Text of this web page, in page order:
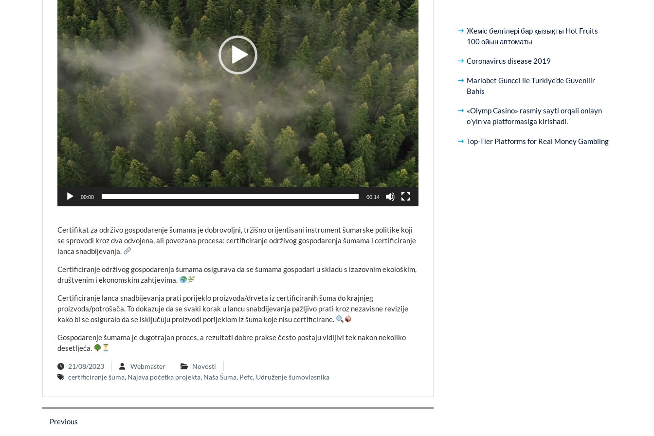
00:00 00:14
Certifikat za održivo gospodarenje šumama je dobrovoljni, tržišno orijentisani instrument šumarske politike koji
se sprovodi kroz dva odvojena, ali povezana procesa: certificiranje održivog gospodarenja šumama i certificiranje
lanca snadbijevanja.
Certificiranje održivog gospodarenja šumama osigurava da se šumama gospodari u skladu s izazovnim ekološkim,
društvenim i ekonomskim zahtjevima.
Certificiranje lanca snadbijevanja prati porijeklo proizvoda/drveta iz certificiranih šuma do krajnjeg
proizvoda/potrošača. To dokazuje da se svaki korak u lancu snabdijevanja pažljivo prati kroz nezavisne revizije
kako bi se osiguralo da se isključuju proizvodi porijeklom iz šuma koje nisu certificirane.
Gospodarenje šumama je dugotrajan proces, a rezultati dobre prakse često postaju vidljivi tek nakon nekoliko
desetljeća.
21/08/2023 Webmaster
Novosti
certificiranje šuma, Najava poćetka projekta, Naša Šuma, Pefc, Udruženje šumovlasnika
Post
navigation
Previous
Жеміс белгілері бар қызықты Hot Fruits
100 ойын автоматы
Coronavirus disease 2019
Mariobet Guncel ile Turkiye’de Guvenilir
Bahis
«Olymp Casino» rasmiy sayti orqali onlayn
oʻyin va platformasiga kirishadi.
Top-Tier Platforms for Real Money Gambling